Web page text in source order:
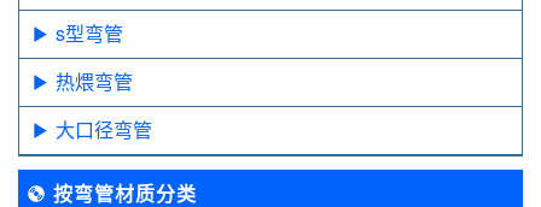
s型弯管
热煨弯管
大口径弯管
按弯管材质分类